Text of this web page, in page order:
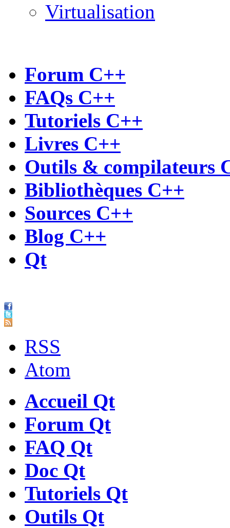
Virtualisation
Forum C++
FAQs C++
Tutoriels C++
Livres C++
Outils & compilateurs
Bibliothèques C++
Sources C++
Blog C++
Qt
RSS
Atom
Accueil Qt
Forum Qt
FAQ Qt
Doc Qt
Tutoriels Qt
Outils Qt